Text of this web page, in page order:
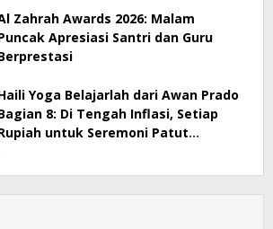
Zahrah Awards 2026: Malam
Apresiasi Santri dan Guru
Yoga Belajarlah dari Awan Prado
8: Di Tengah Inflasi, Setiap
untuk Seremoni Patut